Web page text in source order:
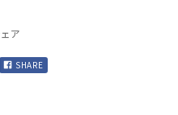
ア
SHARE